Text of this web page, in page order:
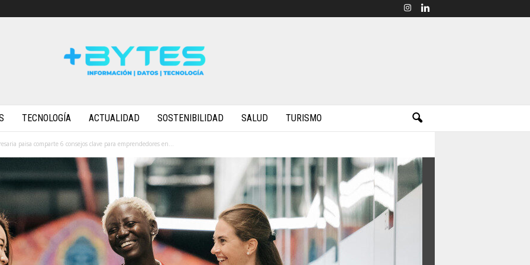
TECNOLOGÍA ACTUALIDAD SOSTENIBILIDAD SALUD TURISMO
paisa comparte 6 consejos clave para emprendedores en...